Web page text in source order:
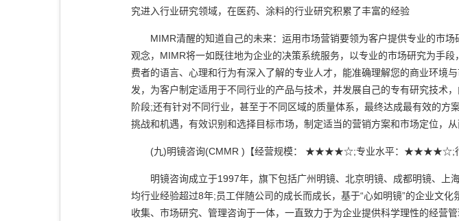
究进入行业研究领域，在医药、涂料的行业研究积累了丰富的经验
MIMR清醒的知道自己的未来：运用市场营销要领为客户提供专业的市场
观念，MIMR将一如既往地为企业的决策系统服务，以专业的市场研究为手
费者的语言、心理和行为有深入了解的专业人才，能准确理解您的商业环境
发，为客户制定适用于不同行业的产品与技术，并发展自己的专有研究技术
阶段;还有针对不同行业，甚至于不同区域的质量体系，最终达成最有效的
挑战和机遇，有效识别和选择目标市场，制定适当的营销方案和市场定位，
(九)明镜咨询(CMMR )【经营规模： ★★★★☆;专业水平：★★★★☆;
明镜咨询成立于1997年，旗下包括广州明镜、北京明镜、成都明镜、上
均行业经验超过8年;员工伴随公司的成长而成长，基于“心如明镜”的企业文
收集、市场研究、管理咨询于一体，一直致力于为企业提供科学理性的经营